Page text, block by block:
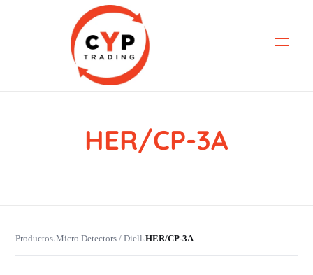
CYP Trading
HER/CP-3A
Productos›Micro Detectors / Diell›HER/CP-3A